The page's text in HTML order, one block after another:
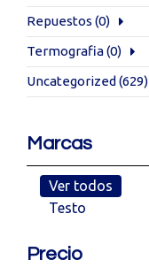
Repuestos (0)
Termografia(0)
Uncategorized (629)
Marcas
Ver todos
Testo
Precio